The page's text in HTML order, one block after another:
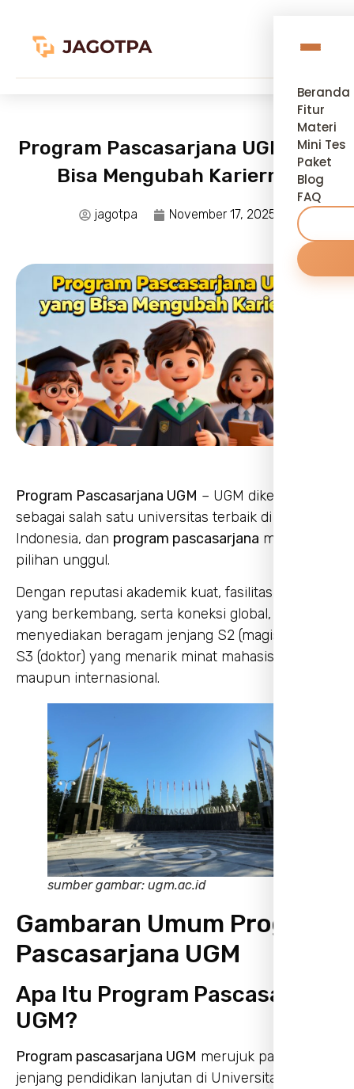
Beranda
Fitur
Materi
Mini Tes
Paket
Blog
FAQ
Program Pascasarjana UGM yang
Bisa Mengubah Kariermu
jagotpa November 17, 2025
Program Pascasarjana UGM – UGM dikenal
sebagai salah satu universitas terbaik di
Indonesia, dan program pascasarjana menjadi
pilihan unggul.
Dengan reputasi akademik kuat, fasilitas riset
yang berkembang, serta koneksi global, UGM
menyediakan beragam jenjang S2 (magister) dan
S3 (doktor) yang menarik minat mahasiswa lokal
maupun internasional.
sumber gambar: ugm.ac.id
Gambaran Umum Program
Pascasarjana UGM
Apa Itu Program Pascasarjana
UGM?
Program pascasarjana UGM merujuk pada
jenjang pendidikan lanjutan di Universitas Gadjah